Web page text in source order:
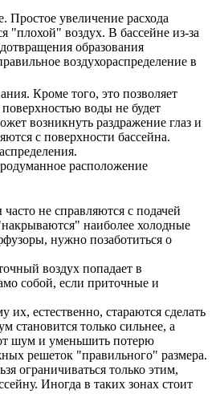
Простое увеличение расхода
"плохой" воздух. В бассейне из-за
образования
в
Кроме того, это позволяет
воды не будет
возникнуть раздражение глаз и
с поверхности бассейна.
расположение
не справляются с подачей
наиболее холодные
нужно позаботиться о
воздух попадает в
собой, если приточные и
естественно, стараются сделать
становится только сильнее, а
шум и уменьшить потерю
решеток "правильного" размера.
ограничиваться только этим,
Иногда в таких зонах стоит